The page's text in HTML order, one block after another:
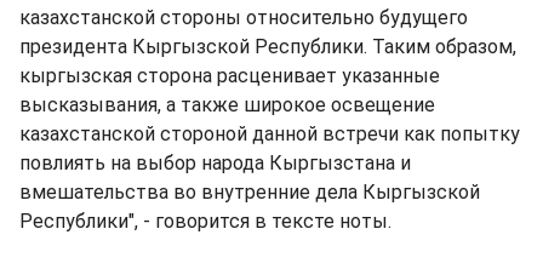
казахстанской стороны относительно будущего
президента Кыргызской Республики. Таким образом,
кыргызская сторона расценивает указанные
высказывания, а также широкое освещение
казахстанской стороной данной встречи как попытку
повлиять на выбор народа Кыргызстана и
вмешательства во внутренние дела Кыргызской
Республики", - говорится в тексте ноты.